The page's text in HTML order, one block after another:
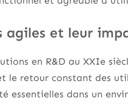
agiles et leur
en R&D au XXIe
le retour constant des
dans un